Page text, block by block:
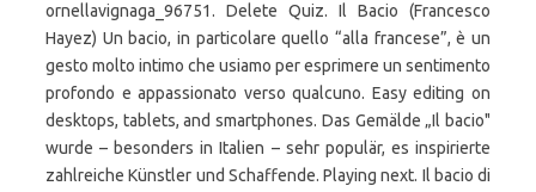
ornellavignaga_96751. Delete Quiz. Il Bacio (Francesco
Hayez) Un bacio, in particolare quello “alla francese”, è un
gesto molto intimo che usiamo per esprimere un sentimento
profondo e appassionato verso qualcuno. Easy editing on
desktops, tablets, and smartphones. Das Gemälde „Il bacio"
wurde – besonders in Italien – sehr populär, es in­spi­rier­te
zahlreiche Künstler und Schaffende. Playing next. Il bacio di